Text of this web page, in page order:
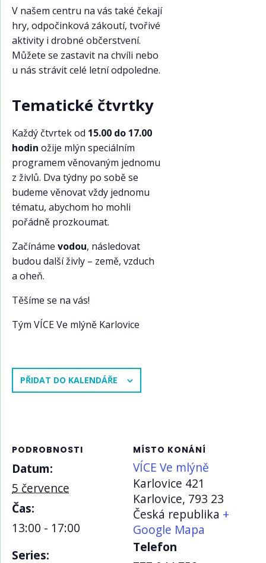
V našem centru na vás také čekají
hry, odpočinková zákoutí, tvořivé
aktivity i drobné občerstvení.
Můžete se zastavit na chvíli nebo
u nás strávit celé letní odpoledne.
Tematické čtvrtky
Každý čtvrtek od 15.00 do 17.00
hodin ožije mlýn speciálním
programem věnovaným jednomu
z živlů. Dva týdny po sobě se
budeme věnovat vždy jednomu
tématu, abychom ho mohli
pořádně prozkoumat.
Začínáme vodou, následovat
budou další živly – země, vzduch
a oheň.
Těšíme se na vás!
Tým VÍCE Ve mlýně Karlovice
PŘIDAT DO KALENDÁŘE
PODROBNOSTI
Datum:
5 července
Čas:
13:00 - 17:00
Series:
MÍSTO KONÁNÍ
VÍCE Ve mlýně
Karlovice 421
Karlovice, 793 23
Česká republika +
Google Mapa
Telefon